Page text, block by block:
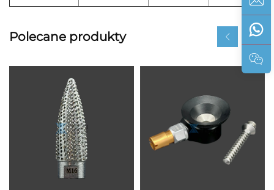
Polecane produkty